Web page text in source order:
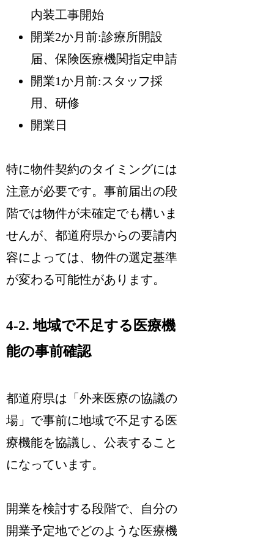
内装工事開始
開業2か月前:診療所開設
届、保険医療機関指定申請
開業1か月前:スタッフ採
用、研修
開業日
特に物件契約のタイミングには
注意が必要です。事前届出の段
階では物件が未確定でも構いま
せんが、都道府県からの要請内
容によっては、物件の選定基準
が変わる可能性があります。
4-2. 地域で不足する医療機
能の事前確認
都道府県は「外来医療の協議の
場」で事前に地域で不足する医
療機能を協議し、公表すること
になっています。
開業を検討する段階で、自分の
開業予定地でどのような医療機